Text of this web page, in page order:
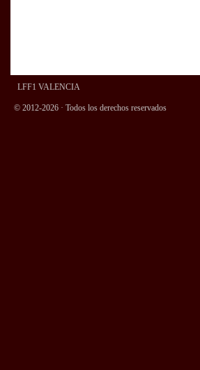
LFF1 VALENCIA
© 2012-2026 · Todos los derechos reservados